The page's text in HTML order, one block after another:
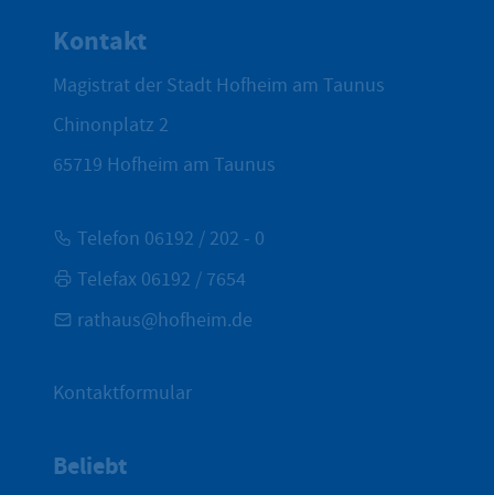
Kontakt
Magistrat der Stadt Hofheim am Taunus
Chinonplatz 2
65719 Hofheim am Taunus
Telefon 06192 / 202 - 0
Telefax 06192 / 7654
rathaus@hofheim.de
Kontaktformular
Beliebt